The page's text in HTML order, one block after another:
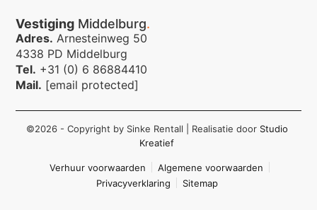
Vestiging Middelburg.
Adres. Arnesteinweg 50
4338 PD Middelburg
Tel. +31 (0) 6 86884410
Mail. [email protected]
©2026 - Copyright by Sinke Rentall | Realisatie door Studio
Kreatief
Verhuur voorwaarden
Algemene voorwaarden
Privacyverklaring
Sitemap